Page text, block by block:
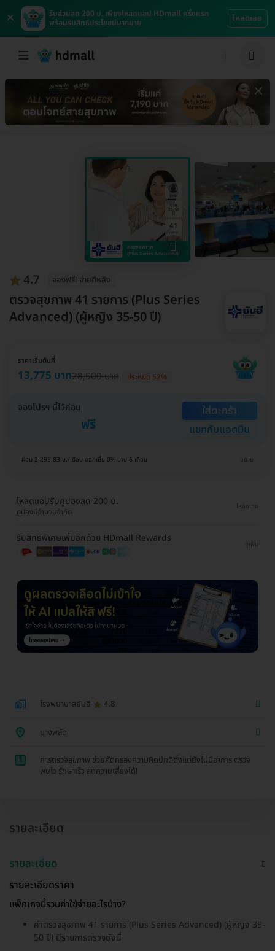
×
รับส่วนลด 200 บ. เพียงโหลดแอป HDmall ครั้งแรก
พร้อมรับสิทธิประโยชน์มากมาย
โหลดเลย
4.7 จองฟรี! จ่ายทีหลัง
ตรวจสุขภาพ 41 รายการ (Plus Series
Advanced) (ผู้หญิง 35-50 ปี)
ราคาเริ่มต้นที่
13,775 บาท28,500 บาท ประหยัด 52%
จองโปรฯ นี้ไว้ก่อน
ฟรี
ใส่ตะกร้า
แชทกับแอดมิน
ผ่อน 2,295.83 บ./เดือน ดอกเบี้ย 0% นาน 6 เดือน ขยาย
โหลดแอปรับคูปองลด 200 บ.
คูปองมีจำนวนจำกัด
โหลดเลย
รับสิทธิพิเศษเพิ่มอีกด้วย HDmall Rewards
ดูเพิ่ม
โรงพยาบาลยันฮี 4.8
บางพลัด
1
การตรวจสุขภาพ ช่วยคัดกรองความผิดปกติตั้งแต่ยังไม่มีอาการ ตรวจ
พบไว รักษาเร็ว ลดความเสี่ยงได้!
รายละเอียด
รายละเอียด
รายละเอียดราคา
แพ็กเกจนี้รวมค่าใช้จ่ายอะไรบ้าง?
ค่าตรวจสุขภาพ 41 รายการ (Plus Series Advanced) (ผู้หญิง 35-
50 ปี) มีรายการตรวจดังนี้